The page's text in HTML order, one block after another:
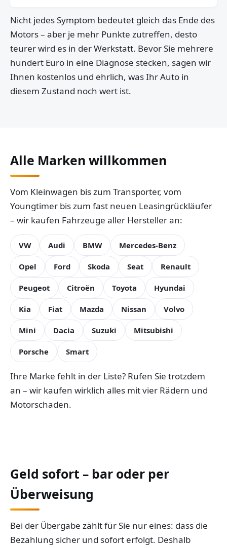
Nicht jedes Symptom bedeutet gleich das Ende des
Motors – aber je mehr Punkte zutreffen, desto
teurer wird es in der Werkstatt. Bevor Sie mehrere
hundert Euro in eine Diagnose stecken, sagen wir
Ihnen kostenlos und ehrlich, was Ihr Auto in
diesem Zustand noch wert ist.
Alle Marken willkommen
Vom Kleinwagen bis zum Transporter, vom
Youngtimer bis zum fast neuen Leasingrückläufer
– wir kaufen Fahrzeuge aller Hersteller an:
VW Audi BMW Mercedes-Benz
Opel Ford Skoda Seat Renault
Peugeot Citroën Toyota Hyundai
Kia Fiat Mazda Nissan Volvo
Mini Dacia Suzuki Mitsubishi
Porsche Smart
Ihre Marke fehlt in der Liste? Rufen Sie trotzdem
an – wir kaufen wirklich alles mit vier Rädern und
Motorschaden.
Geld sofort – bar oder per
Überweisung
Bei der Übergabe zählt für Sie nur eines: dass die
Bezahlung sicher und sofort erfolgt. Deshalb